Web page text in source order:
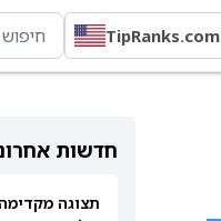
TipRanks.com
חדשות
תצוגה